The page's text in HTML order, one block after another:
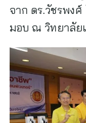
จาก ดร.วัชรพง
มอบ ณ วิทยาลัย